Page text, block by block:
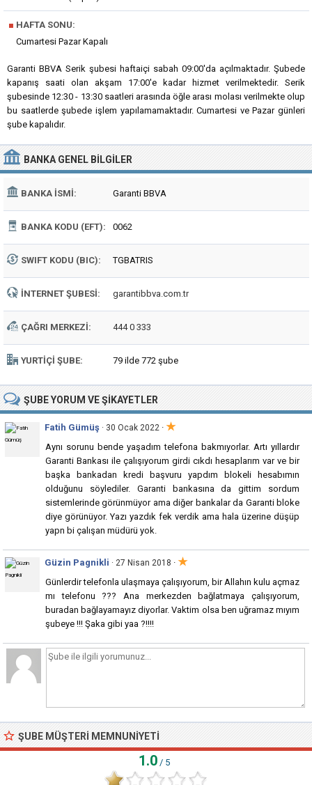
■ HAFTA SONU:
Cumartesi Pazar Kapalı
Garanti BBVA Serik şubesi haftaiçi sabah 09:00'da açılmaktadır. Şubede
kapanış saati olan akşam 17:00'e kadar hizmet verilmektedir. Serik
şubesinde 12:30 - 13:30 saatleri arasında öğle arası molası verilmekte olup
bu saatlerde şubede işlem yapılamamaktadır. Cumartesi ve Pazar günleri
şube kapalıdır.
BANKA GENEL BILGILER
BANKA İSMI: Garanti BBVA
BANKA KODU (EFT): 0062
SWIFT KODU (BIC): TGBATRIS
İNTERNET ŞUBESI: garantibbva.com.tr
ÇAĞRI MERKEZI: 444 0 333
YURTIÇI ŞUBE: 79 ilde 772 şube
ŞUBEYORUM VE ŞIKAYETLER
Fatih Gümüş · 30 Ocak 2022 · ★
Aynı sorunu bende yaşadım telefona bakmıyorlar. Artı yıllardır
Garanti Bankası ile çalışıyorum girdi cıkdı hesaplarım var ve bir
başka bankadan kredi başvuru yapdım blokeli hesabımın
olduğunu söylediler. Garanti bankasına da gittim sordum
sistemlerinde görünmüyor ama diğer bankalar da Garanti bloke
diye görünüyor. Yazı yazdık fek verdik ama hala üzerine düşüp
yapn bi çalışan müdürü yok.
Güzin Pagnikli · 27 Nisan 2018 · ★
Günlerdir telefonla ulaşmaya çalışıyorum, bir Allahın kulu açmaz
mı telefonu ??? Ana merkezden bağlatmaya çalışıyorum,
buradan bağlayamayız diyorlar. Vaktim olsa ben uğramaz mıyım
şubeye !!! Şaka gibi yaa ?!!!!
ŞUBE MÜŞTERI MEMNUNIYETI
1.0 / 5